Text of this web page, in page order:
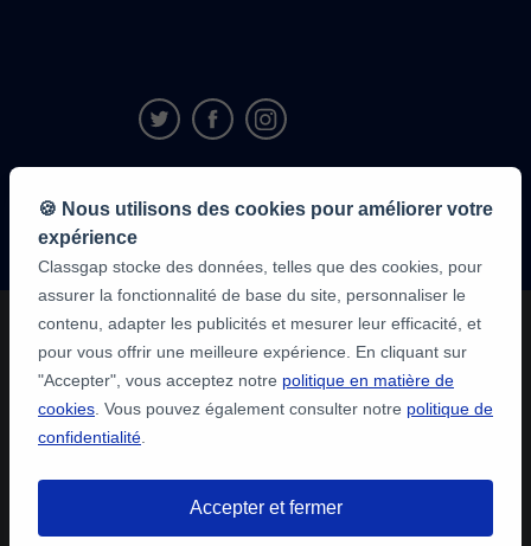
9,6/10
avis
🍪 Nous utilisons des cookies pour améliorer votre
expérience
Classgap stocke des données, telles que des cookies, pour
assurer la fonctionnalité de base du site, personnaliser le
contenu, adapter les publicités et mesurer leur efficacité, et
pour vous offrir une meilleure expérience. En cliquant sur
"Accepter", vous acceptez notre politique en matière de
cookies . Vous pouvez également consulter notre politique de
confidentialité
Accepter et fermer